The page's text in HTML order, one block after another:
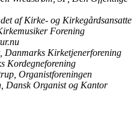
af Kirke- og Kirkegårdsansatte
Forening
Danmarks Kirketjenerforening
Kordegneforening
Organistforeningen
Dansk Organist og Kantor